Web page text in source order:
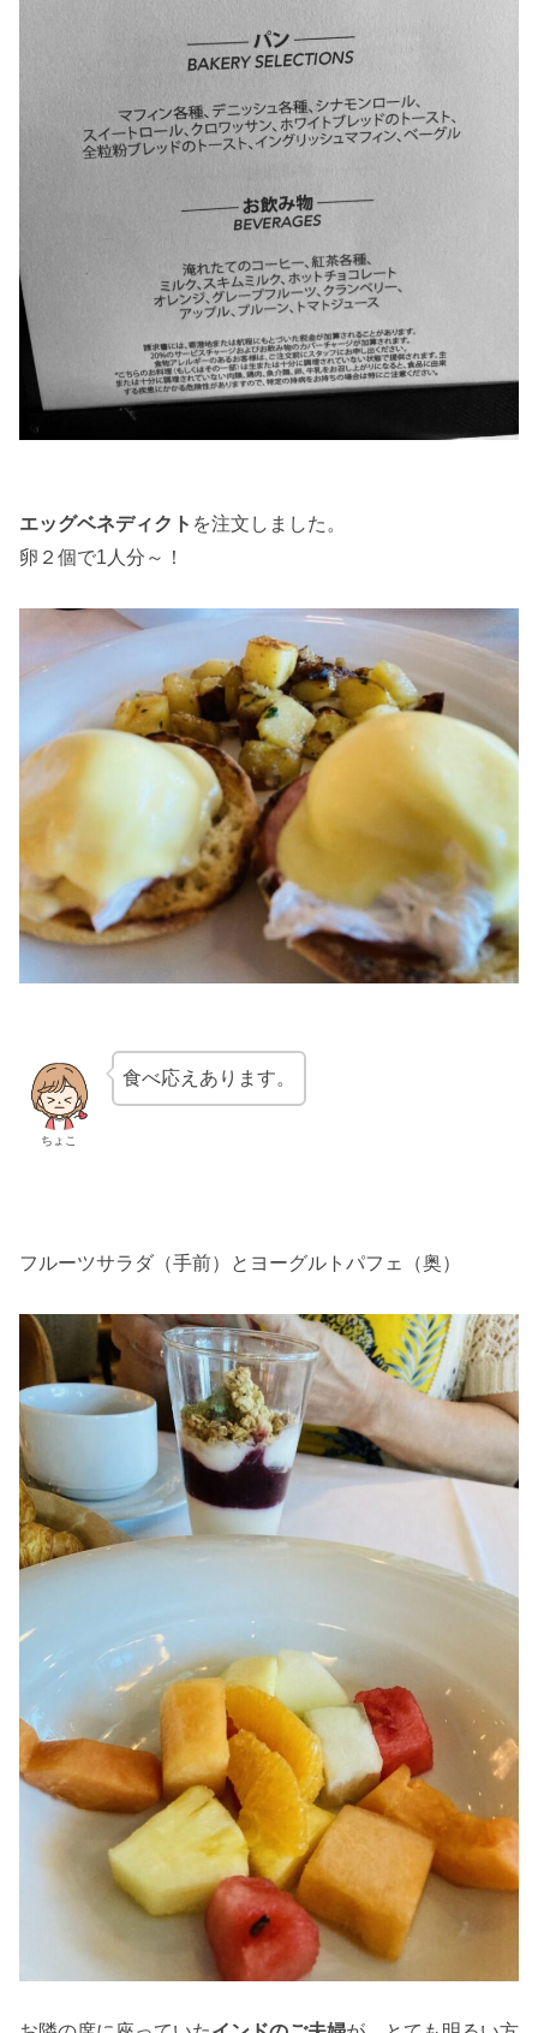
エッグベネディクト を注文しました。
卵２個で1人分～！
ちょこ
食べ応えあります。
フルーツサラダ（手前）とヨーグルトパフェ（奥）